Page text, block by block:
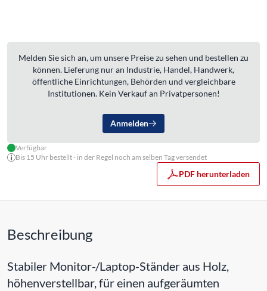
Melden Sie sich an, um unsere Preise zu sehen und bestellen zu
können. Lieferung nur an Industrie, Handel, Handwerk,
öffentliche Einrichtungen, Behörden und vergleichbare
Institutionen. Kein Verkauf an Privatpersonen!
Anmelden
Verfügbar
Bis 15 Uhr bestellt - in der Regel noch am selben Tag versendet
PDF herunterladen
Beschreibung
Stabiler Monitor-/Laptop-Ständer aus Holz,
höhenverstellbar, für einen aufgeräumten